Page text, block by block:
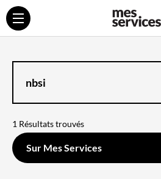
ENTREZ
RECHERCHE
1 Résultats trouvés
FILTREZ
SUR
QUEL
CONTENU
DOIT
Sur Mes Services